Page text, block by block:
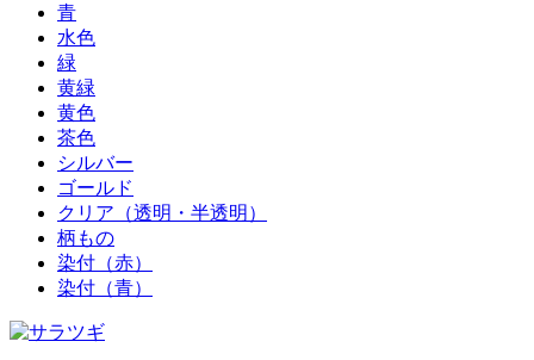
青
水色
緑
黄緑
黄色
茶色
シルバー
ゴールド
クリア（透明・半透明）
柄もの
染付（赤）
染付（青）